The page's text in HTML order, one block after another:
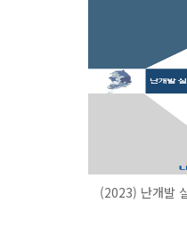
(2023) 난개발